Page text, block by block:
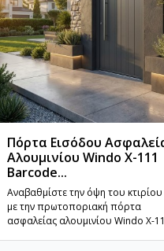
Πόρτα Εισόδου
Αλουμινίου Windo X-111
Barcode...
Αναβαθμίστε την όψη του
με την πρωτοποριακή πόρτα
ασφαλείας αλουμινίου Windo X-